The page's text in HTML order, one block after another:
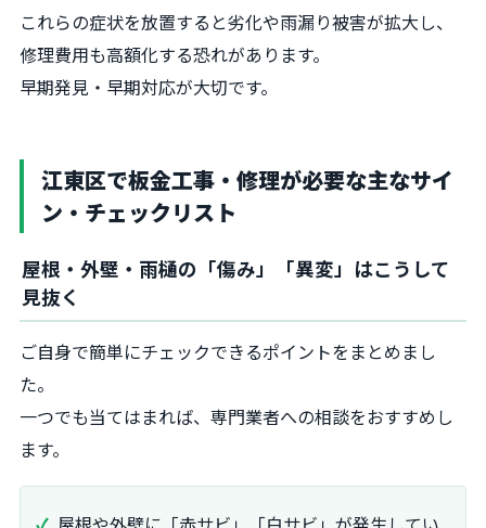
これらの症状を放置すると劣化や雨漏り被害が拡大し、
修理費用も高額化する恐れがあります。
早期発見・早期対応が大切です。
江東区で板金工事・修理が必要な主なサイ
ン・チェックリスト
屋根・外壁・雨樋の「傷み」「異変」はこうして
見抜く
ご自身で簡単にチェックできるポイントをまとめまし
た。
一つでも当てはまれば、専門業者への相談をおすすめし
ます。